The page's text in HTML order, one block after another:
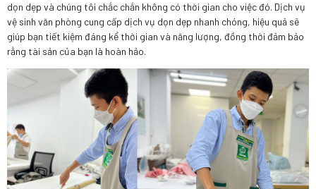
dọn dẹp và chúng tôi chắc chắn không có thời gian cho việc đó. Dịch vụ
vệ sinh văn phòng cung cấp dịch vụ dọn dẹp nhanh chóng, hiệu quả sẽ
giúp bạn tiết kiệm đáng kể thời gian và năng lượng, đồng thời đảm bảo
rằng tài sản của bạn là hoàn hảo.